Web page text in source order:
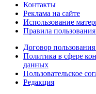
Контакты
Реклама на сайте
Использование
Правила
Договор
Политика в сфере
данных
Пользовательское
Редакция